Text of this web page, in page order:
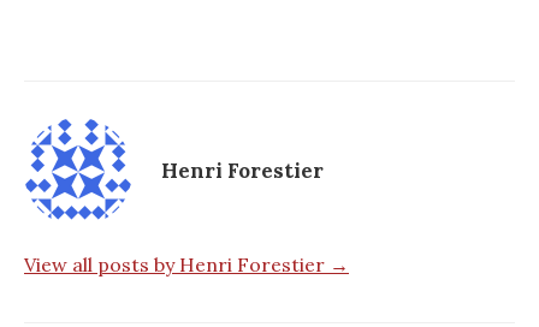
Henri Forestier
View all posts by Henri Forestier →